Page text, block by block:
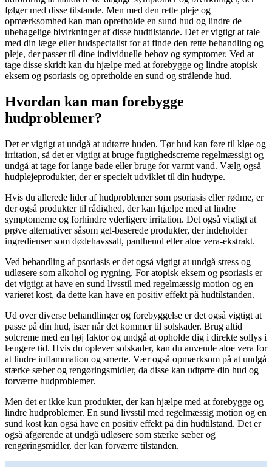
følger med disse tilstande. Men med den rette pleje og
opmærksomhed kan man opretholde en sund hud og lindre de
ubehagelige bivirkninger af disse hudtilstande. Det er vigtigt at tale
med din læge eller hudspecialist for at finde den rette behandling og
pleje, der passer til dine individuelle behov og symptomer. Ved at
tage disse skridt kan du hjælpe med at forebygge og lindre atopisk
eksem og psoriasis og opretholde en sund og strålende hud.
Hvordan kan man forebygge
hudproblemer?
Det er vigtigt at undgå at udtørre huden. Tør hud kan føre til kløe og
irritation, så det er vigtigt at bruge fugtighedscreme regelmæssigt og
undgå at tage for lange bade eller bruge for varmt vand. Vælg også
hudplejeprodukter, der er specielt udviklet til din hudtype.
Hvis du allerede lider af hudproblemer som psoriasis eller rødme, er
der også produkter til rådighed, der kan hjælpe med at lindre
symptomerne og forhindre yderligere irritation. Det også vigtigt at
prøve alternativer såsom gel-baserede produkter, der indeholder
ingredienser som dødehavssalt, panthenol eller aloe vera-ekstrakt.
Ved behandling af psoriasis er det også vigtigt at undgå stress og
udløsere som alkohol og rygning. For atopisk eksem og psoriasis er
det vigtigt at have en sund livsstil med regelmæssig motion og en
varieret kost, da dette kan have en positiv effekt på hudtilstanden.
Ud over diverse behandlinger og forebyggelse er det også vigtigt at
passe på din hud, især når det kommer til solskader. Brug altid
solcreme med en høj faktor og undgå at opholde dig i direkte sollys i
længere tid. Hvis du oplever solskader, kan du anvende aloe vera for
at lindre inflammation og smerte. Vær også opmærksom på at undgå
stærke sæber og rengøringsmidler, da disse kan udtørre din hud og
forværre hudproblemer.
Men det er ikke kun produkter, der kan hjælpe med at forebygge og
lindre hudproblemer. En sund livsstil med regelmæssig motion og en
sund kost kan også have en positiv effekt på din hudtilstand. Det er
også afgørende at undgå udløsere som stærke sæber og
rengøringsmidler, der kan forværre tilstanden.